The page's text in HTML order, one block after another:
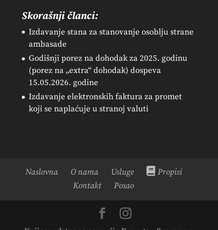
Skorašnji članci:
Izdavanje stana za stanovanje osoblju strane
ambasade
Godišnji porez na dohodak za 2025. godinu
(porez na „extra“ dohodak) dospeva
15.05.2026. godine
Izdavanje elektronskih faktura za promet
koji se naplaćuje u stranoj valuti
Naslovna O nama Usluge
Propisi
Kontakt
Posao